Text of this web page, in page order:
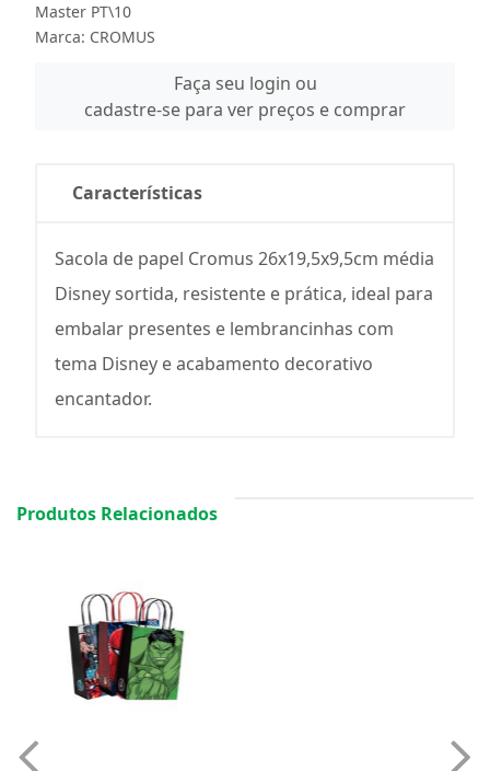
Master PT\10
Marca: CROMUS
Faça seu login ou
cadastre-se para ver preços e comprar
Características
Sacola de papel Cromus 26x19,5x9,5cm média
Disney sortida, resistente e prática, ideal para
embalar presentes e lembrancinhas com
tema Disney e acabamento decorativo
encantador.
Produtos Relacionados